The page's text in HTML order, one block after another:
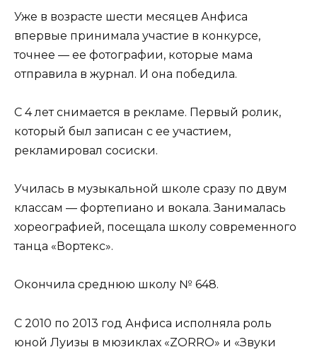
Уже в возрасте шести месяцев Анфиса
впервые принимала участие в конкурсе,
точнее — ее фотографии, которые мама
отправила в журнал. И она победила.
С 4 лет снимается в рекламе. Первый ролик,
который был записан с ее участием,
рекламировал сосиски.
Училась в музыкальной школе сразу по двум
классам — фортепиано и вокала. Занималась
хореографией, посещала школу современного
танца «Вортекс».
Окончила среднюю школу № 648.
С 2010 по 2013 год Анфиса исполняла роль
юной Луизы в мюзиклах «ZORRO» и «Звуки